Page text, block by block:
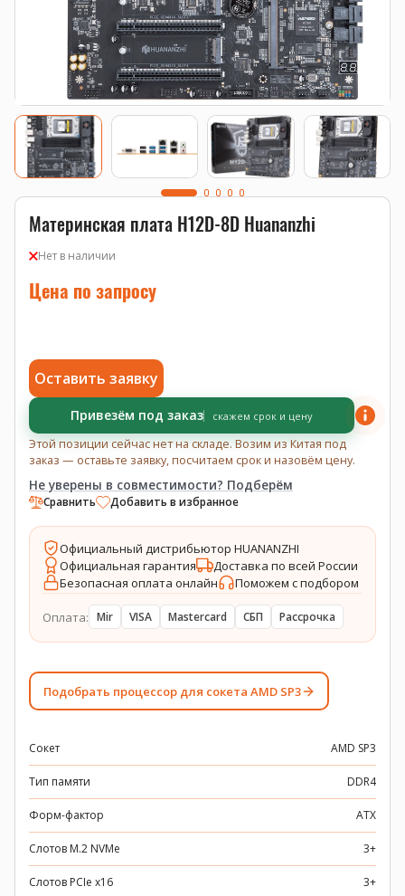
Материнская плата H12D-8D Huananzhi
Нет в наличии
Цена по запросу
Оставить заявку
Привезём под заказ скажем срок и цену
Этой позиции сейчас нет на складе. Возим из Китая под
заказ — оставьте заявку, посчитаем срок и назовём цену.
Не уверены в совместимости? Подберём
Сравнить Добавить в избранное
Официальный дистрибьютор HUANANZHI
Официальная гарантия
Доставка по всей России
Безопасная оплата онлайн
Поможем с подбором
Оплата: Mir VISA Mastercard СБП Рассрочка
Подобрать процессор для сокета AMD SP3
Сокет AMD SP3
Тип памяти DDR4
Форм-фактор ATX
Слотов M.2 NVMe 3+
Слотов PCIe x16 3+